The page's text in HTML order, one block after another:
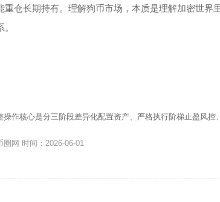
仓长期持有。理解狗币市场，本质是理解加密世界
操作核心是分三阶段差异化配置资产、严格执行阶梯止盈风控
圈网 时间：2026-06-01